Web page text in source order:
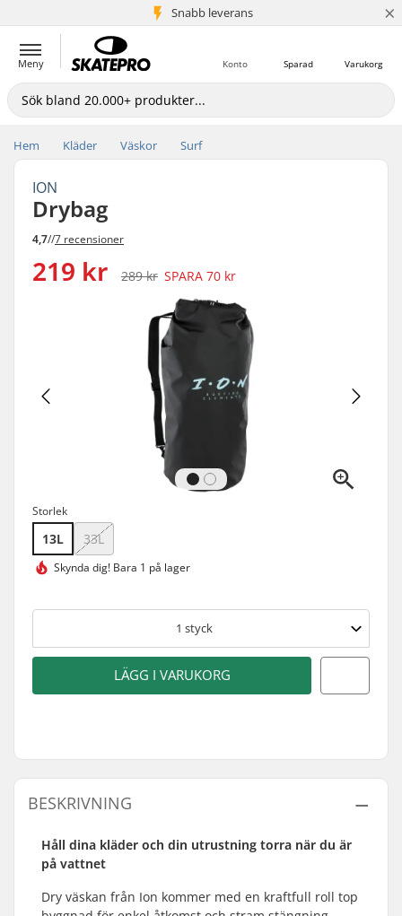
Snabb leverans
5+ milj. kunder ×
Meny Varukorg
Sparad
Konto
Hem Kläder Väskor Surf
ION
Drybag
4,7//7 recensioner
219 kr 289 kr SPARA 70 kr
Storlek
13L 33L
Skynda dig! Bara 1 på lager
1 styck
LÄGG I VARUKORG
BESKRIVNING
Håll dina kläder och din utrustning torra när du är
på vattnet
Dry väskan från Ion kommer med en kraftfull roll top